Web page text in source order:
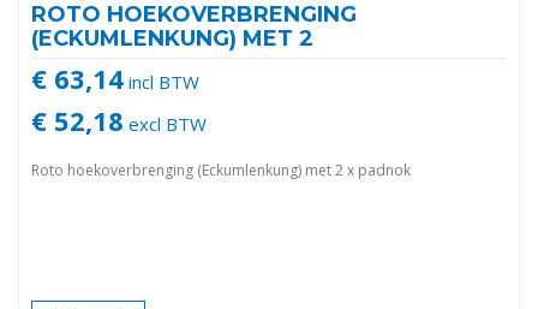
ROTO HOEKOVERBRENGING
(ECKUMLENKUNG) MET 2
€ 63,14 incl BTW
€ 52,18 excl BTW
Roto hoekoverbrenging (Eckumlenkung) met 2 x padnok